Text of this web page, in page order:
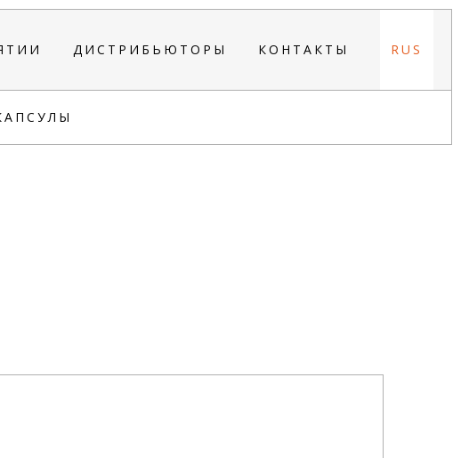
RUS
ДИСТРИБЬЮТОРЫ КОНТАКТЫ